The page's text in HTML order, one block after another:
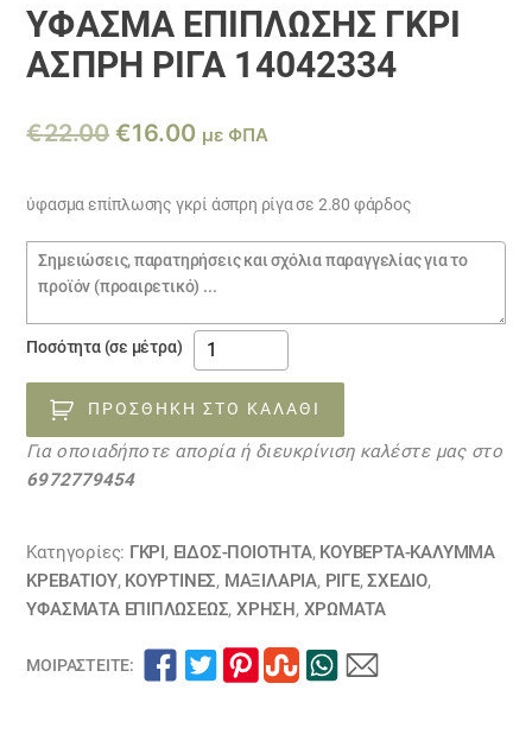
ΎΦΑΣΜΑ ΕΠΊΠΛΩΣΗΣ ΓΚΡΊ
ΆΣΠΡΗ ΡΊΓΑ 14042334
€22.00 Original
was:
€22.00.
€16.00Η
τιμή
είναι:
€16.00.
με ΦΠΑ
ύφασμα επίπλωσης γκρί άσπρη ρίγα σε 2.80 φάρδος
Σημειώσεις
παραγγελίας
Ποσότητα (σε μέτρα)
ύφασμα
επίπλωσης
γκρί
άσπρη
ρίγα
ΠΡΟΣΘΉΚΗ ΣΤΟ ΚΑΛΆΘΙ
Για οποιαδήποτε απορία ή διευκρίνιση καλέστε μας στο
6972779454
Κατηγορίες: ΓΚΡΙ, ΕΙΔΟΣ-ΠΟΙΟΤΗΤΑ, ΚΟΥΒΈΡΤΑ-ΚΆΛΥΜΜΑ
ΚΡΕΒΑΤΙΟΎ, ΚΟΥΡΤΊΝΕΣ, ΜΑΞΙΛΆΡΙΑ, ΡΙΓΈ,ΣΧΕΔΙΟ,
ΥΦΆΣΜΑΤΑ ΕΠΙΠΛΏΣΕΩΣ, ΧΡΗΣΗ, ΧΡΏΜΑΤΑ
ΜΟΙΡΑΣΤΕΊΤΕ: